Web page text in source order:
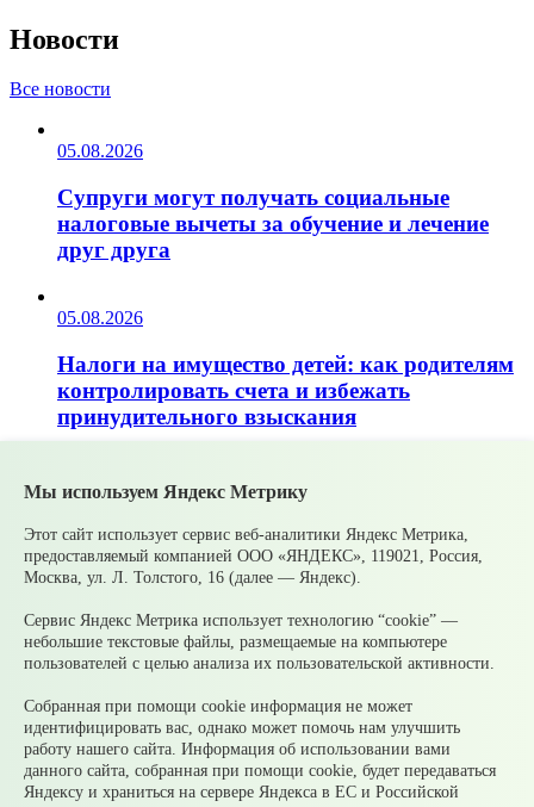
Новости
Все новости
05.08.2026
Супруги могут получать социальные
налоговые вычеты за обучение и лечение
друг друга
05.08.2026
Налоги на имущество детей: как родителям
контролировать счета и избежать
принудительного взыскания
Рассчитать налог по прогрессивной шкале
удобнее с помощью онлайн – калькулятора
НДФЛ
05.08.2026
Гроза приближается: как обезопасить себя и
своих близких?
Мы используем Яндекс Метрику
Этот сайт использует сервис веб-аналитики Яндекс Метрика,
предоставляемый компанией ООО «ЯНДЕКС», 119021, Россия,
Москва, ул. Л. Толстого, 16 (далее — Яндекс).
Сервис Яндекс Метрика использует технологию “cookie” —
небольшие текстовые файлы, размещаемые на компьютере
пользователей с целью анализа их пользовательской активности.
Собранная при помощи cookie информация не может
идентифицировать вас, однако может помочь нам улучшить
работу нашего сайта. Информация об использовании вами
данного сайта, собранная при помощи cookie, будет передаваться
Яндексу и храниться на сервере Яндекса в ЕС и Российской
© 2026 Официальный сайт Муниципального округа
Среднеуральск Свердловской области